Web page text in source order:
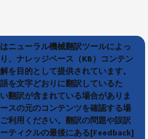
ニューラル機械翻訳ツールによっ
、ナレッジベース（KB）コンテン
を目的として提供されています。
を文字どおりに翻訳しているた
翻訳が含まれている場合がありま
スの元のコンテンツを確認する場
利用ください。翻訳の問題や誤訳
ティクルの最後にある[Feedback]